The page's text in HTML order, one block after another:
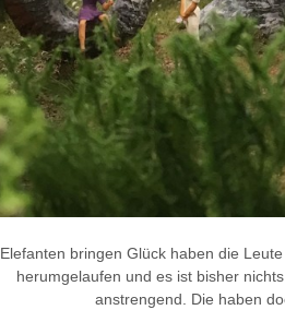
Elefanten bringen Glück haben die
herumgelaufen und es ist bisher
anstrengend. Die haben